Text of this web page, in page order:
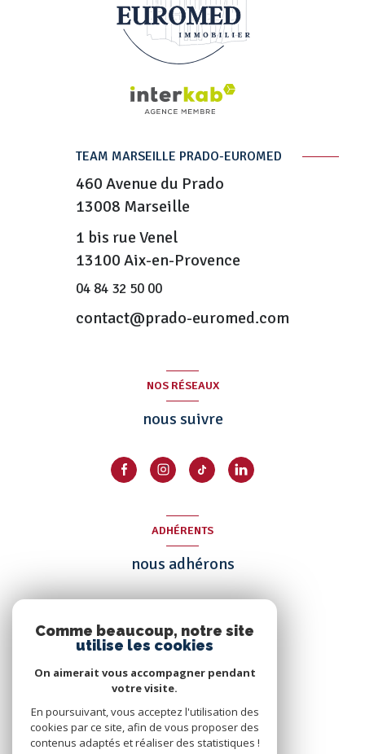
TEAM MARSEILLE PRADO-EUROMED
460 Avenue du Prado
13008 Marseille
1 bis rue Venel
13100 Aix-en-Provence
04 84 32 50 00
contact@prado-euromed.com
NOS RÉSEAUX
nous suivre
ADHÉRENTS
nous adhérons
Comme beaucoup, notre site
utilise les cookies
On aimerait vous accompagner pendant
votre visite.
En poursuivant, vous acceptez l'utilisation des
cookies par ce site, afin de vous proposer des
contenus adaptés et réaliser des statistiques !